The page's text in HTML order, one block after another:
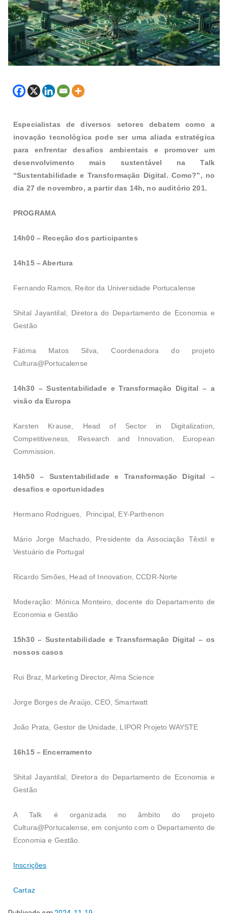
Especialistas de diversos setores debatem como a
inovação tecnológica pode ser uma aliada estratégica
para enfrentar desafios ambientais e promover um
desenvolvimento mais sustentável na Talk
“Sustentabilidade e Transformação Digital. Como?”, no
dia 27 de novembro, a partir das 14h, no auditório 201.
PROGRAMA
14h00 – Receção dos participantes
14h15 – Abertura
Fernando Ramos, Reitor da Universidade Portucalense
Shital Jayantilal, Diretora do Departamento de Economia e
Gestão
Fátima Matos Silva, Coordenadora do projeto
Cultura@Portucalense
14h30 – Sustentabilidade e Transformação Digital – a
visão da Europa
Karsten Krause, Head of Sector in Digitalization,
Competitiveness, Research and Innovation, European
Commission.
14h50 – Sustentabilidade e Transformação Digital –
desafios e oportunidades
Hermano Rodrigues, Principal, EY-Parthenon
Mário Jorge Machado, Presidente da Associação Têxtil e
Vestuário de Portugal
Ricardo Simões, Head of Innovation, CCDR-Norte
Moderação: Mónica Monteiro, docente do Departamento de
Economia e Gestão
15h30 – Sustentabilidade e Transformação Digital – os
nossos casos
Rui Braz, Marketing Director, Alma Science
Jorge Borges de Araújo, CEO, Smartwatt
João Prata, Gestor de Unidade, LIPOR Projeto WAYSTE
16h15 – Encerramento
Shital Jayantilal, Diretora do Departamento de Economia e
Gestão
A Talk é organizada no âmbito do projeto
Cultura@Portucalense, em conjunto com o Departamento de
Economia e Gestão.
Inscrições
Cartaz